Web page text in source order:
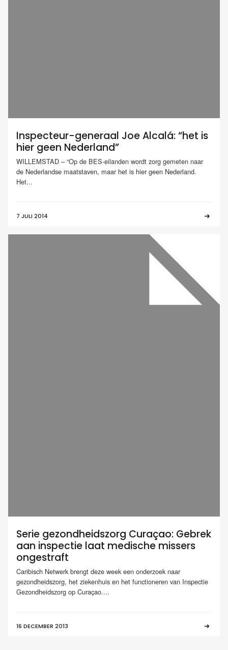
Inspecteur-generaal Joe Alcalá: “het is
hier geen Nederland”
WILLEMSTAD – “Op de BES-eilanden wordt zorg gemeten naar
de Nederlandse maatstaven, maar het is hier geen Nederland.
Het...
7 JULI 2014
Serie gezondheidszorg Curaçao: Gebrek
aan inspectie laat medische missers
ongestraft
Caribisch Netwerk brengt deze week een onderzoek naar
gezondheidszorg, het ziekenhuis en het functioneren van Inspectie
Gezondheidszorg op Curaçao....
16 DECEMBER 2013